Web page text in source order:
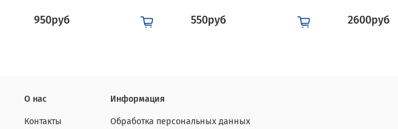
950руб 550руб 2600руб
О нас
Контакты
Информация
Обработка персональных данных